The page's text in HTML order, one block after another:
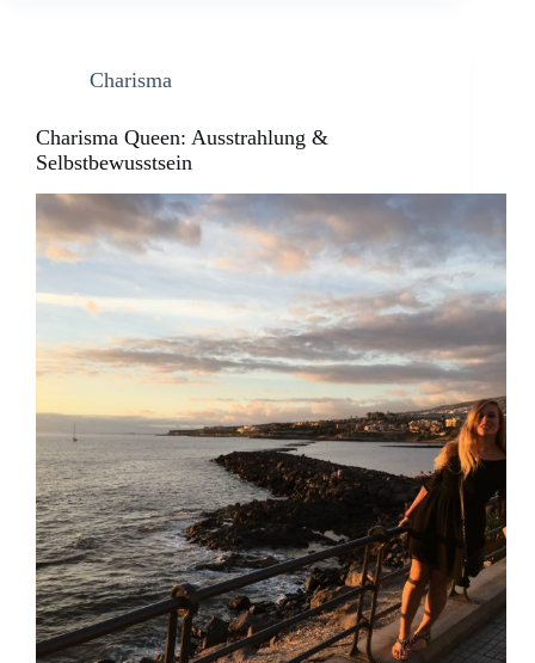
Charisma
Charisma Queen: Ausstrahlung &
Selbstbewusstsein